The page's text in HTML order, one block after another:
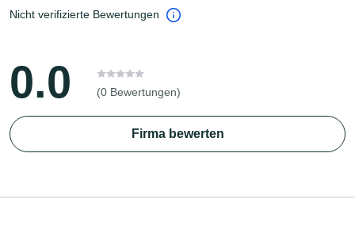
Nicht verifizierte Bewertungen
0.0 (0 Bewertungen)
Firma bewerten